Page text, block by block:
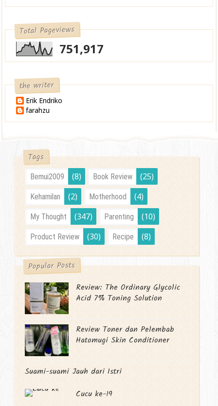
Total Pageviews
751,917
the writer
Erik Endriko
farahzu
Tags
Bemui2009 (8) Book Review (25)
Kehamilan (2) Motherhood (4)
My Thought (347) Parenting (10)
Product Review (30) Recipe (8)
Popular Posts
Review: The Ordinary Glycolic
Acid 7% Toning Solution
Review Toner dan Pelembab
Hatomugi Skin Conditioner
Suami-suami Jauh dari Istri
Cucu ke-19